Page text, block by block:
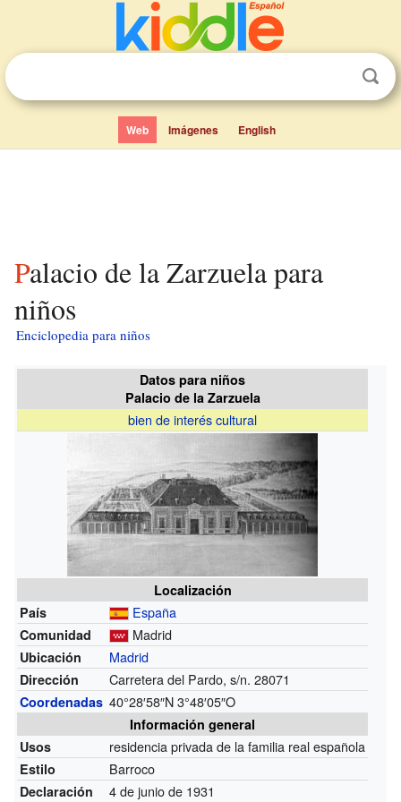
Web Imágenes English
Palacio de la Zarzuela para
niños
Enciclopedia para niños
Datos para niños
Palacio de la Zarzuela
bien de interés cultural
Localización
País
España
Comunidad Madrid
Ubicación Madrid
Dirección Carretera del Pardo, s/n. 28071
Coordenadas 40°28′58″N3°48′05″O
Información general
Usos
residencia privada de la familia real española
Estilo Barroco
Declaración 4 de junio de 1931